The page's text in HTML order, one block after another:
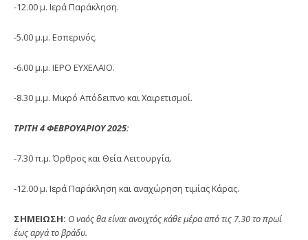
-12.00 μ. Ιερά Παράκληση.
-5.00 μ.μ. Εσπερινός.
-6.00 μ.μ. ΙΕΡΟ ΕΥΧΕΛΑΙΟ.
-8.30 μ.μ. Μικρό Απόδειπνο και Χαιρετισμοί.
ΤΡΙΤΗ 4 ΦΕΒΡΟΥΑΡΙΟΥ 2025:
-7.30 π.μ. Όρθρος και Θεία Λειτουργία.
-12.00 μ. Ιερά Παράκληση και αναχώρηση τιμίας Κάρας.
ΣΗΜΕΙΩΣΗ: Ο ναός θα είναι ανοιχτός κάθε μέρα από τις 7.30 το πρωί
έως αργά το βράδυ.